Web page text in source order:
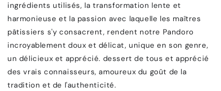
ingrédients utilisés, la transformation lente et
harmonieuse et la passion avec laquelle les maîtres
pâtissiers s'y consacrent, rendent notre Pandoro
incroyablement doux et délicat, unique en son genre,
un délicieux et apprécié. dessert de tous et apprécié
des vrais connaisseurs, amoureux du goût de la
tradition et de l'authenticité.